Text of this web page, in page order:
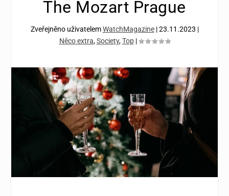
The Mozart Prague
Zveřejněno uživatelemWatchMagazine|23.11.2023 |
Něco extra,Society,Top|